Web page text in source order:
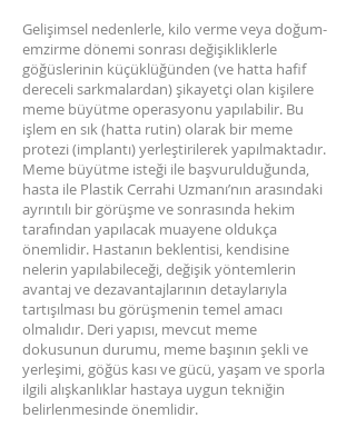
Gelişimsel nedenlerle, kilo verme veya doğum-
emzirme dönemi sonrası değişikliklerle
göğüslerinin küçüklüğünden (ve hatta hafif
dereceli sarkmalardan) şikayetçi olan kişilere
meme büyütme operasyonu yapılabilir. Bu
işlem en sık (hatta rutin) olarak bir meme
protezi (implantı) yerleştirilerek yapılmaktadır.
Meme büyütme isteği ile başvurulduğunda,
hasta ile Plastik Cerrahi Uzmanı’nın arasındaki
ayrıntılı bir görüşme ve sonrasında hekim
tarafından yapılacak muayene oldukça
önemlidir. Hastanın beklentisi, kendisine
nelerin yapılabileceği, değişik yöntemlerin
avantaj ve dezavantajlarının detaylarıyla
tartışılması bu görüşmenin temel amacı
olmalıdır. Deri yapısı, mevcut meme
dokusunun durumu, meme başının şekli ve
yerleşimi, göğüs kası ve gücü, yaşam ve sporla
ilgili alışkanlıklar hastaya uygun tekniğin
belirlenmesinde önemlidir.